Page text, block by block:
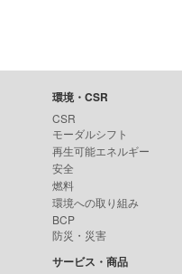
環境・CSR
CSR
モーダルシフト
再生可能エネルギー
安全
燃料
環境への取り組み
BCP
防災・災害
サービス・商品